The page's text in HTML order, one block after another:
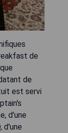
de
de
est servi
d'une
d'une